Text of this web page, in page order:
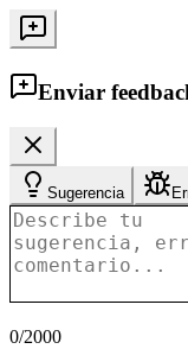
Enviar
Sugerencia
0/2000